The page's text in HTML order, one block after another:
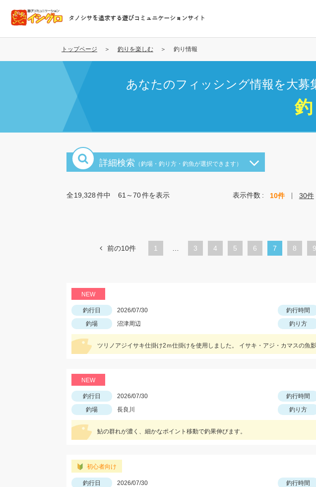
コ
テ
タノシサを追求する遊びコミュニケーションサイト
トップページ 釣りを楽しむ 釣り情報
あなたのフィッシング情報を大募
詳細検索 （釣場・釣り方・釣魚が選択できます）
全19,328件中 61～70件を表示 表示件数 10件 30件
前の10件 1
ペ
3
ペ
4
ペ
5
ペ
6
カ
ペ
ー
7
ペ
8
ペ
9
NEW
釣行日 2026/07/30 釣行時間
釣場
沼津周辺 釣り方
NEW
釣行日 2026/07/30 釣行時間
釣場
長良川 釣り方
鮎の群れが濃く、細かなポイント移動で釣果伸びます。
初心者向け
釣行日 2026/07/30 釣行時間